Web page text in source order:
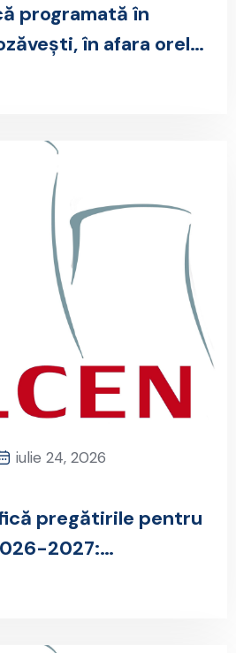
programată în
în afara orelor
minimiza impactul
iulie 24, 2026
pregătirile pentru
2027:
a Capitalei